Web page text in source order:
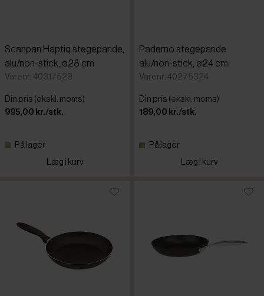
Scanpan Haptiq stegepande,
alu/non-stick, ø28 cm
Varenr: 40317528
Din pris (ekskl. moms)
995,00 kr./stk.
På lager
Læg i kurv
Paderno stegepande
alu/non-stick, ø24 cm
Varenr: 40275324
Din pris (ekskl. moms)
189,00 kr./stk.
På lager
Læg i kurv